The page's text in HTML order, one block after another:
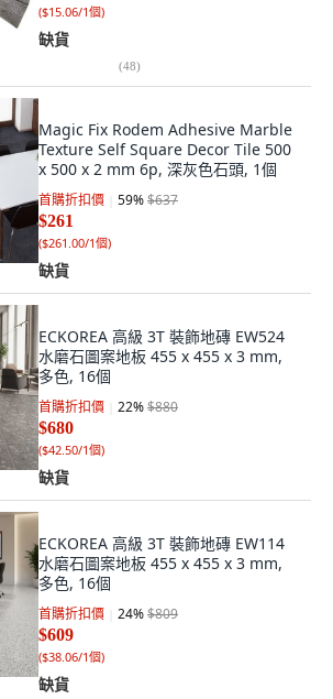
($15.06/1個)
缺貨
(48)
Magic Fix Rodem Adhesive Marble
Texture Self Square Decor Tile 500
x 500 x 2 mm 6p, 深灰色石頭, 1個
首購折扣價 59%$637
$261
($261.00/1個)
缺貨
ECKOREA 高級 3T 裝飾地磚 EW524
水磨石圖案地板 455 x 455 x 3 mm,
多色, 16個
首購折扣價 22%$880
$680
($42.50/1個)
缺貨
ECKOREA 高級 3T 裝飾地磚 EW114
水磨石圖案地板 455 x 455 x 3 mm,
多色, 16個
首購折扣價 24%$809
$609
($38.06/1個)
缺貨